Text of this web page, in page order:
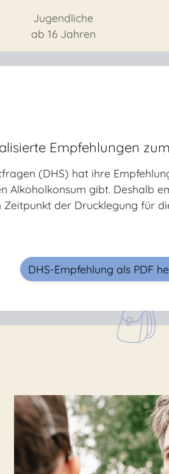
Jugendliche
ab 16 Jahren
Empfehlungen
(DHS) hat ihre
Alkoholkonsum gibt. Deshalb
Zeitpunkt der Drucklegung für
DHS-Empfehlung als PDF